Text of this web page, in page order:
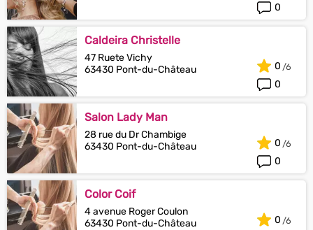
0
Caldeira Christelle
47 Ruete Vichy
63430 Pont-du-Château
0
0
Salon Lady Man
28 rue du Dr Chambige
63430 Pont-du-Château
0
0
Color Coif
4 avenue Roger Coulon
63430 Pont-du-Château
0